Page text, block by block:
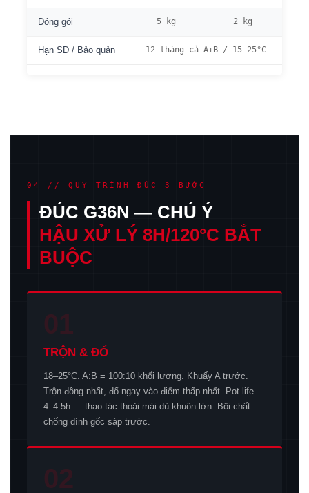
Đóng gói 5 kg 2 kg
Hạn SD / Bảo quản 12 tháng cả A+B / 15–25°C
04 // QUY TRÌNH ĐÚC 3 BƯỚC
ĐÚC G36N — CHÚ Ý
HẬU XỬ LÝ 8H/120°C BẮT
BUỘC
01
TRỘN & ĐỔ
18–25°C. A:B = 100:10 khối lượng. Khuấy A trước.
Trộn đồng nhất, đổ ngay vào điểm thấp nhất. Pot life
4–4.5h — thao tác thoải mái dù khuôn lớn. Bôi chất
chống dính gốc sáp trước.
02